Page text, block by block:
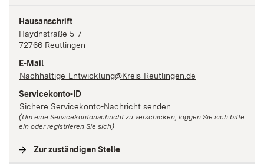
Hausanschrift
Haydnstraße 5-7
72766 Reutlingen
E-Mail
Nachhaltige-Entwicklung@Kreis-Reutlingen.de
Servicekonto-ID
Sichere Servicekonto-Nachricht senden
(Um eine Servicekontonachricht zu verschicken, loggen Sie sich bitte
ein oder registrieren Sie sich)
Zur zuständigen Stelle